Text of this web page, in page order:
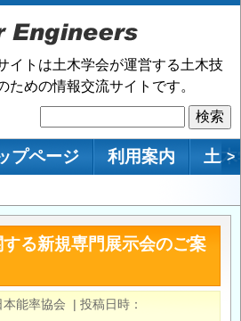
イトは土木学会が運営する土木技
ための情報交流サイトです。
索
プページ 利用案内 土 >
る新規専門展示会のご案
能率協会 | 投稿日時